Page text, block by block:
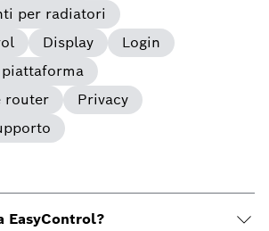
per radiatori
Display
Login
router
Privacy
EasyControl?